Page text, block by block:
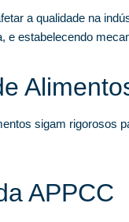
a qualidade na
e estabelecendo
sigam rigorosos
APPCC